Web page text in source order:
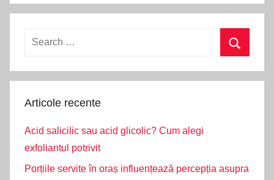
Search
Articole recente
Acid salicilic sau acid glicolic? Cum alegi
exfoliantul potrivit
Porțiile servite în oraș influențează percepția asupra